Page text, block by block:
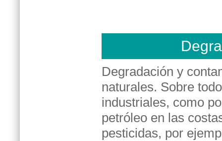
Degradación y
naturales. Sobre
industriales, como
petróleo en las
pesticidas, por